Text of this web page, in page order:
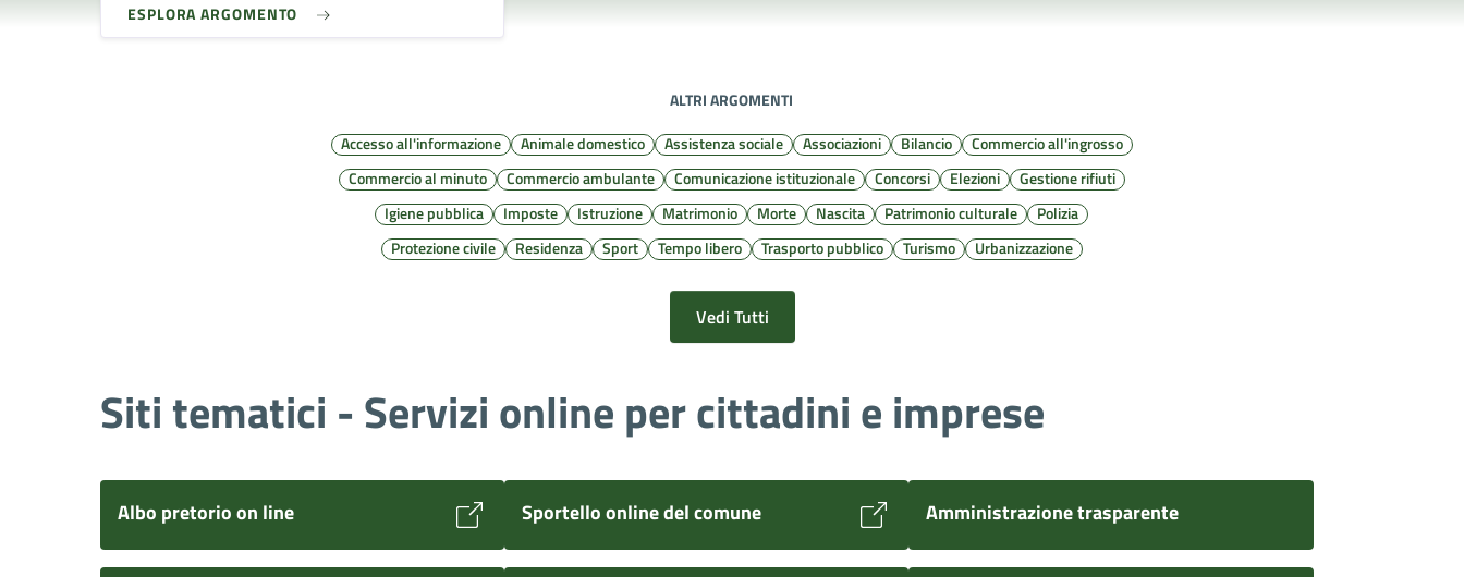
ESPLORA ARGOMENTO
ALTRI ARGOMENTI
Accesso all'informazione
Animale domestico Assistenza sociale Associazioni Bilancio
Commercio all'ingrosso
Commercio al minuto
Commercio ambulante Comunicazione istituzionale Concorsi Elezioni
Gestione rifiuti
Igiene pubblica
Imposte Istruzione Matrimonio Morte Nascita Patrimonio culturale
Polizia
Protezione civile
Residenza Sport Tempo libero Trasporto pubblico Turismo Urbanizzazione
Vedi Tutti
Siti tematici - Servizi online per cittadini e imprese
Albo pretorio on line Sportello online del comune Amministrazione trasparente